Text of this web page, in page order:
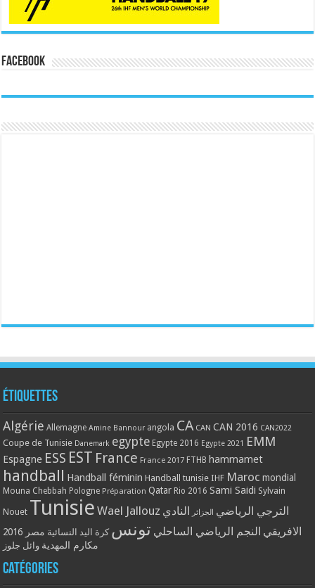
Facebook
Étiquettes
Algérie Allemagne Amine Bannour angola CA CAN CAN 2016 CAN2022
Coupe de Tunisie Danemark egypte Egypte 2016 Egypte 2021 EMM
Espagne ESS EST France France 2017 FTHB hammamet
handball Handball féminin Handball tunisie IHF Maroc mondial
Mouna Chebbah Pologne Préparation Qatar Rio 2016 Sami Saidi Sylvain
Nouet Tunisie Wael Jallouz الترجي الرياضي الجزائر النادي
الافريقي النجم الرياضي الساحلي تونس كرة اليد النسائية مصر 2016
مكارم المهدية وائل جلوز
Catégories